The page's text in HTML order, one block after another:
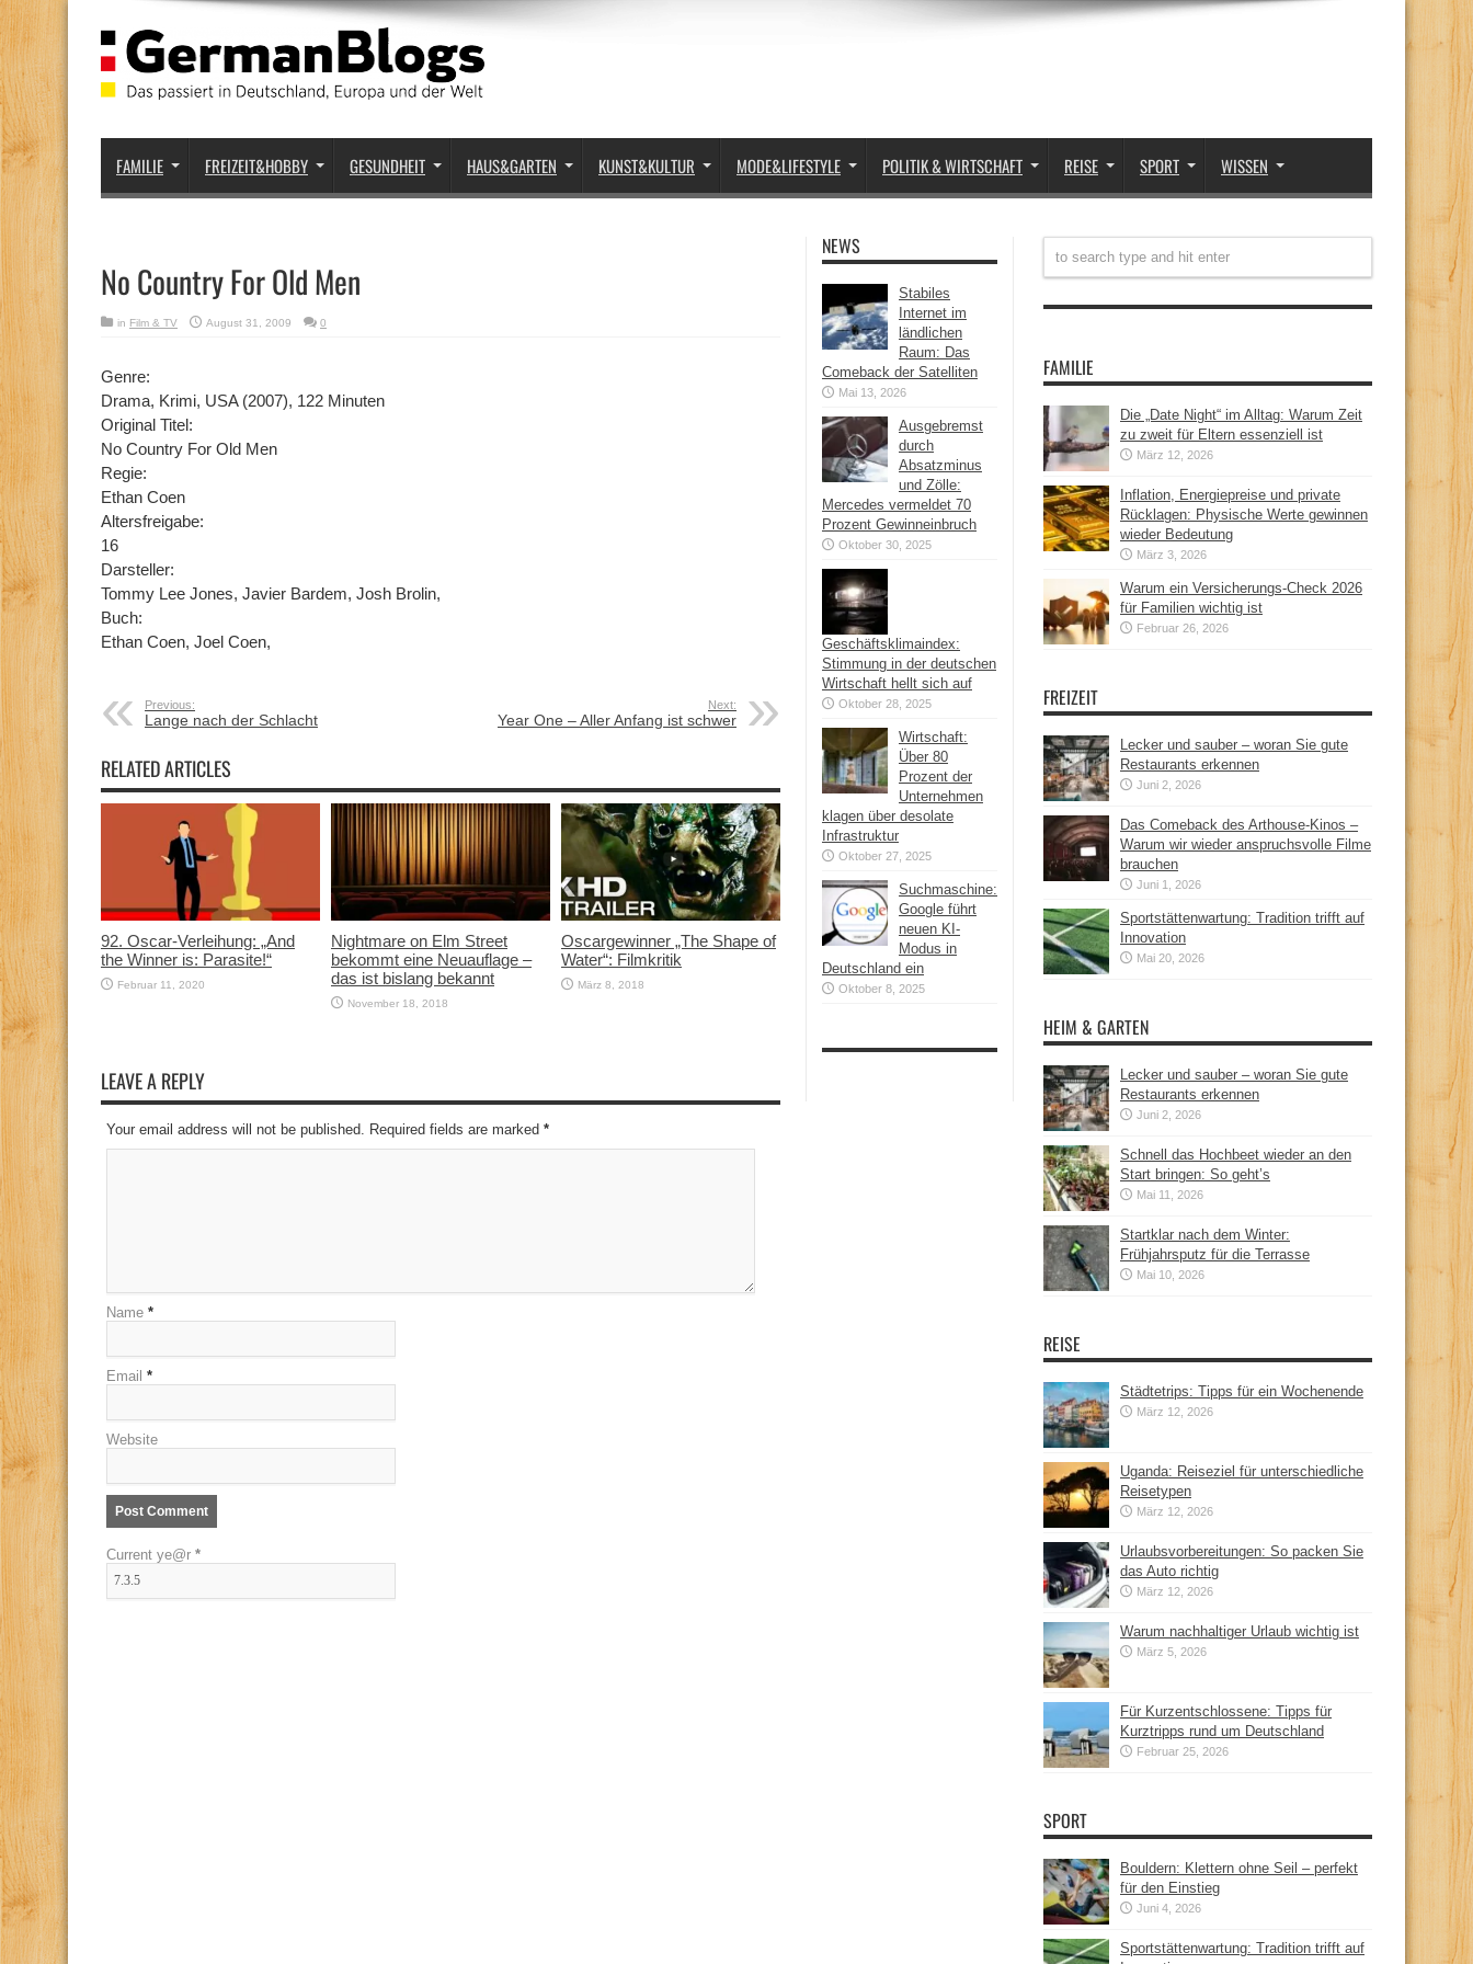
FAMILIE FREIZEIT&HOBBY GESUNDHEIT HAUS&GARTEN KUNST&KULTUR MODE&LIFESTYLE POLITIK & WIRTSCHAFT REISE SPORT WISSEN
No Country For Old Men
in Film & TV August 31, 2009 0
Genre:
Drama, Krimi, USA (2007), 122 Minuten
Original Titel:
No Country For Old Men
Regie:
Ethan Coen
Altersfreigabe:
16
Darsteller:
Tommy Lee Jones, Javier Bardem, Josh Brolin,
Buch:
Ethan Coen, Joel Coen,
Previous:
Lange nach der Schlacht
Next:
Year One – Aller Anfang ist schwer
RELATED ARTICLES
92. Oscar-Verleihung: „And
the Winner is: Parasite!“
Februar 11, 2020
Nightmare on Elm Street
bekommt eine Neuauflage –
das ist bislang bekannt
November 18, 2018
Oscargewinner „The Shape of
Water“: Filmkritik
März 8, 2018
LEAVE A REPLY
Your email address will not be published. Required fields are marked *
Name *
Email *
Website
Current ye@r *
NEWS
Stabiles
Internet im
ländlichen
Raum: Das
Comeback der Satelliten
Mai 13, 2026
Ausgebremst
durch
Absatzminus
und Zölle:
Mercedes vermeldet 70
Prozent Gewinneinbruch
Oktober 30, 2025
Geschäftsklimaindex:
Stimmung in der deutschen
Wirtschaft hellt sich auf
Oktober 28, 2025
Wirtschaft:
Über 80
Prozent der
Unternehmen
klagen über desolate
Infrastruktur
Oktober 27, 2025
Suchmaschine:
Google führt
neuen KI-
Modus in
Deutschland ein
Oktober 8, 2025
FAMILIE
Die „Date Night“ im Alltag: Warum Zeit
zu zweit für Eltern essenziell ist
März 12, 2026
Inflation, Energiepreise und private
Rücklagen: Physische Werte gewinnen
wieder Bedeutung
März 3, 2026
Warum ein Versicherungs-Check 2026
für Familien wichtig ist
Februar 26, 2026
FREIZEIT
Lecker und sauber – woran Sie gute
Restaurants erkennen
Juni 2, 2026
Das Comeback des Arthouse-Kinos –
Warum wir wieder anspruchsvolle Filme
brauchen
Juni 1, 2026
Sportstättenwartung: Tradition trifft auf
Innovation
Mai 20, 2026
HEIM & GARTEN
Lecker und sauber – woran Sie gute
Restaurants erkennen
Juni 2, 2026
Schnell das Hochbeet wieder an den
Start bringen: So geht’s
Mai 11, 2026
Startklar nach dem Winter:
Frühjahrsputz für die Terrasse
Mai 10, 2026
REISE
Städtetrips: Tipps für ein Wochenende
März 12, 2026
Uganda: Reiseziel für unterschiedliche
Reisetypen
März 12, 2026
Urlaubsvorbereitungen: So packen Sie
das Auto richtig
März 12, 2026
Warum nachhaltiger Urlaub wichtig ist
März 5, 2026
Für Kurzentschlossene: Tipps für
Kurztripps rund um Deutschland
Februar 25, 2026
SPORT
Bouldern: Klettern ohne Seil – perfekt
für den Einstieg
Juni 4, 2026
Sportstättenwartung: Tradition trifft auf